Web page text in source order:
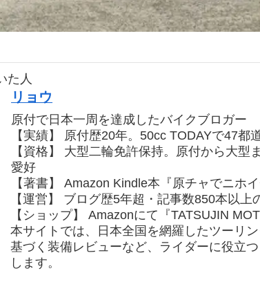
た人
リョウ
原付で日本一周を達成したバイクブロガー
【実績】 原付歴20年。50cc TODAYで47都
【資格】 大型二輪免許保持。原付から大型
愛好
【著書】 Amazon Kindle本『原チャでニホ
【運営】 ブログ歴5年超・記事数850本以上
【ショップ】 Amazonにて『TATSUJIN
本サイトでは、日本全国を網羅したツーリ
基づく装備レビューなど、ライダーに役立
します。